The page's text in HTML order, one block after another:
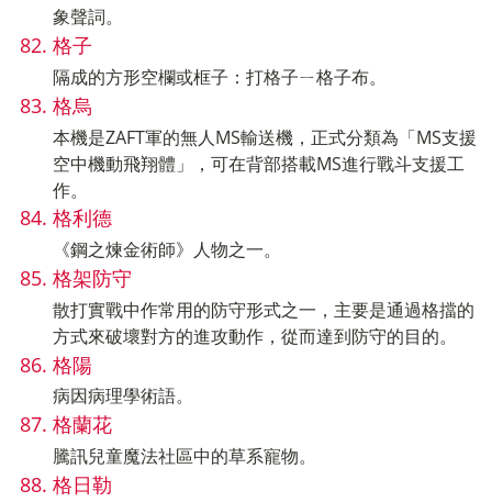
象聲詞。
格子
隔成的方形空欄或框子：打格子ㄧ格子布。
格烏
本機是ZAFT軍的無人MS輸送機，正式分類為「MS支援
空中機動飛翔體」，可在背部搭載MS進行戰斗支援工
作。
格利德
《鋼之煉金術師》人物之一。
格架防守
散打實戰中作常用的防守形式之一，主要是通過格擋的
方式來破壞對方的進攻動作，從而達到防守的目的。
格陽
病因病理學術語。
格蘭花
騰訊兒童魔法社區中的草系寵物。
格日勒